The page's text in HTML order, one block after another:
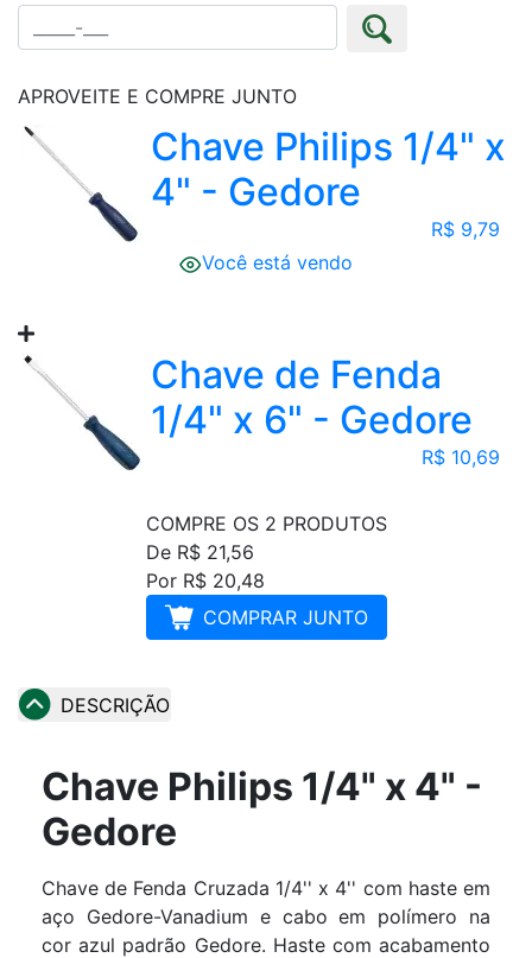
APROVEITE E COMPRE JUNTO
Chave Philips 1/4" x
4" - Gedore
R$ 9,79
Você está vendo
Chave de Fenda
1/4" x 6" - Gedore
R$ 10,69
COMPRE OS 2 PRODUTOS
De R$ 21,56
Por R$ 20,48
COMPRAR JUNTO
DESCRIÇÃO
Chave Philips 1/4" x 4" -
Gedore
Chave de Fenda Cruzada 1/4'' x 4'' com haste em
aço Gedore-Vanadium e cabo em polímero na
cor azul padrão Gedore. Haste com acabamento